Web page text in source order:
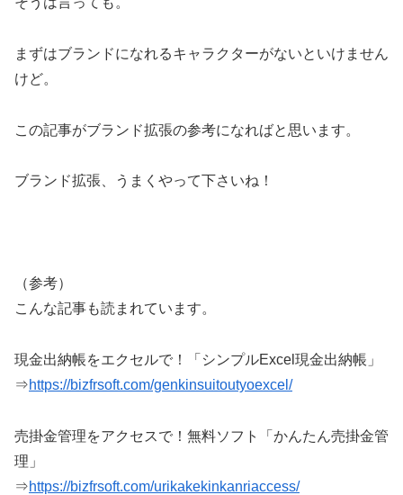
まずはブランドになれるキャラクターがないといけません
けど。
この記事がブランド拡張の参考になればと思います。
ブランド拡張、うまくやって下さいね！
（参考）
こんな記事も読まれています。
現金出納帳をエクセルで！「シンプルExcel現金出納帳」
⇒https://bizfrsoft.com/genkinsuitoutyoexcel/
売掛金管理をアクセスで！無料ソフト「かんたん売掛金管
理」
⇒https://bizfrsoft.com/urikakekinkanriaccess/